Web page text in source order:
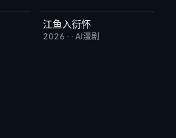
完结
江鱼入衍怀
2026 · · AI漫剧